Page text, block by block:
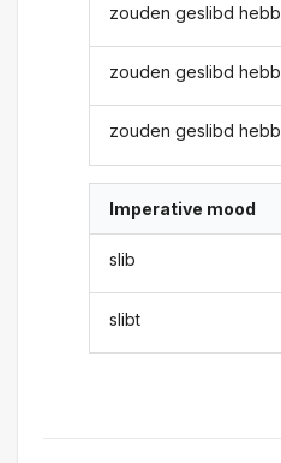
zouden geslibd
zouden geslibd
zouden geslibd
Imperative mood
slib
slibt